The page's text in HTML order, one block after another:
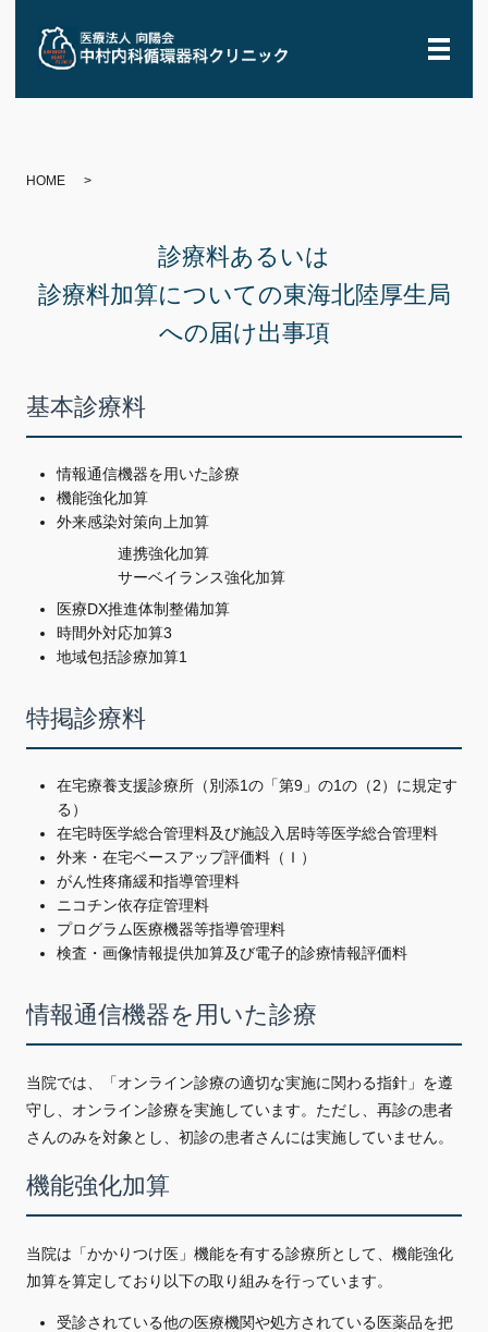
HOME
診療料あるいは
診療料加算についての東海北陸厚生局
への届け出事項
基本診療料
情報通信機器を用いた診療
機能強化加算
外来感染対策向上加算
連携強化加算
サーベイランス強化加算
医療DX推進体制整備加算
時間外対応加算3
地域包括診療加算1
特掲診療料
在宅療養支援診療所（別添1の「第9」の1の（2）に規定す
る）
在宅時医学総合管理料及び施設入居時等医学総合管理料
外来・在宅ベースアップ評価料（Ｉ）
がん性疼痛緩和指導管理料
ニコチン依存症管理料
プログラム医療機器等指導管理料
検査・画像情報提供加算及び電子的診療情報評価料
情報通信機器を用いた診療
当院では、「オンライン診療の適切な実施に関わる指針」を遵
守し、オンライン診療を実施しています。ただし、再診の患者
さんのみを対象とし、初診の患者さんには実施していません。
機能強化加算
当院は「かかりつけ医」機能を有する診療所として、機能強化
加算を算定しており以下の取り組みを行っています。
受診されている他の医療機関や処方されている医薬品を把